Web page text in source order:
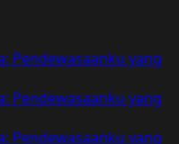
Pendewasaanku yang
Pendewasaanku yang
Pendewasaanku yang